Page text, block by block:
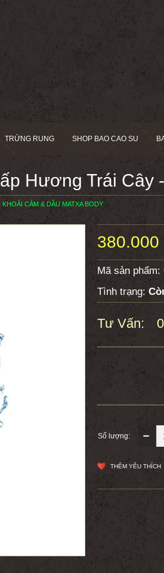
TRỨNG RUNG SHOP BAO CAO SU
Hương Trái Cây
CẢM & DẦU MATXA BODY
380.000
Mã sản phẩm:
Tình trạng:
Tư Vấn:
Số lượng:
THÊM YÊU THÍCH